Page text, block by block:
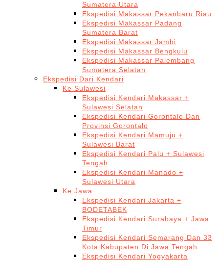
Sumatera Utara
Ekspedisi Makassar Pekanbaru Riau
Ekspedisi Makassar Padang
Sumatera Barat
Ekspedisi Makassar Jambi
Ekspedisi Makassar Bengkulu
Ekspedisi Makassar Palembang
Sumatera Selatan
Ekspedisi Dari Kendari
Ke Sulawesi
Ekspedisi Kendari Makassar +
Sulawesi Selatan
Ekspedisi Kendari Gorontalo Dan
Provinsi Gorontalo
Ekspedisi Kendari Mamuju +
Sulawesi Barat
Ekspedisi Kendari Palu + Sulawesi
Tengah
Ekspedisi Kendari Manado +
Sulawesi Utara
Ke Jawa
Ekspedisi Kendari Jakarta +
BODETABEK
Ekspedisi Kendari Surabaya + Jawa
Timur
Ekspedisi Kendari Semarang Dan 33
Kota Kabupaten Di Jawa Tengah
Ekspedisi Kendari Yogyakarta